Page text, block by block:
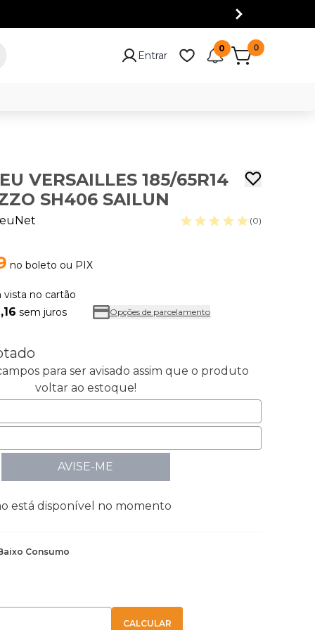
Entrar
0 0
VERSAILLES 185/65R14
SH406 SAILUN
(0)
no boleto ou PIX
vista no cartão
sem juros Opções de parcelamento
para ser avisado assim que o produto
voltar ao estoque!
AVISE-ME
está disponível no momento
Consumo